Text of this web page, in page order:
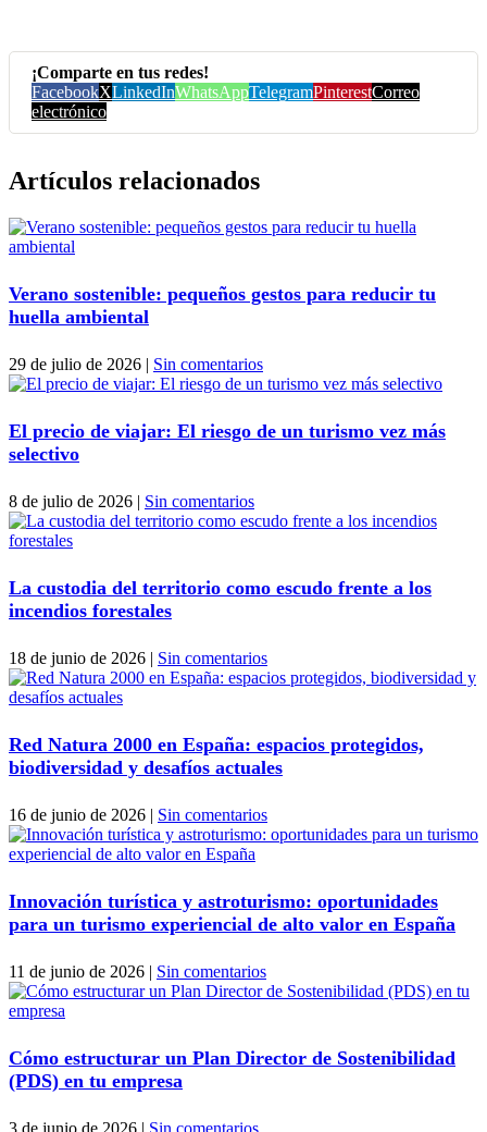
¡Comparte en tus redes!
FacebookXLinkedInWhatsAppTelegramPinterestCorreo
electrónico
Artículos relacionados
Verano sostenible: pequeños gestos para reducir tu
huella ambiental
29 de julio de 2026 | Sin comentarios
El precio de viajar: El riesgo de un turismo vez más
selectivo
8 de julio de 2026 | Sin comentarios
La custodia del territorio como escudo frente a los
incendios forestales
18 de junio de 2026 | Sin comentarios
Red Natura 2000 en España: espacios protegidos,
biodiversidad y desafíos actuales
16 de junio de 2026 | Sin comentarios
Innovación turística y astroturismo: oportunidades
para un turismo experiencial de alto valor en España
11 de junio de 2026 | Sin comentarios
Cómo estructurar un Plan Director de Sostenibilidad
(PDS) en tu empresa
3 de junio de 2026 | Sin comentarios